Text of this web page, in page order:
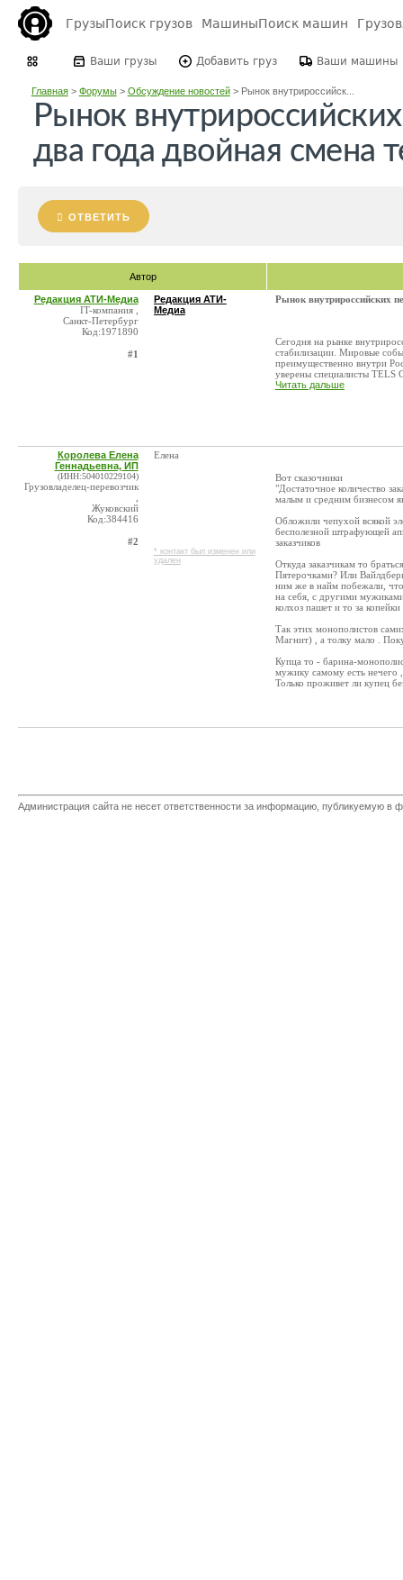
ГрузыПоиск грузов МашиныПоиск машин
Ваши грузы Добавить груз Ваши машины
Главная> Форумы> Обсуждение новостей> Рынок внутрироссийск...
Рынок
два года двойная смена
ОТВЕТИТЬ
Автор
Редакция АТИ-Медиа
IT-компания ,
Санкт-Петербург
Код:1971890
#1
Редакция АТИ-
Медиа
Рынок внутрироссийских
Сегодня на рынке
стабилизации. Мировые
преимущественно внутри
уверены специалисты
Читать дальше
Королева Елена
Геннадьевна, ИП
(ИНН:504010229104)
Грузовладелец-перевозчик
Жуковский
Код:384416
#2
Eлена
* контакт был изменен или
удален
Вот сказочники
"Достаточное количество
малым и средним бизнесом
Обложили чепухой всякой
бесполезной штрафующей
заказчиков
Откуда заказчикам то
Пятерочками? Или
ним же в найм побежали,
на себя, с другими мужиками
колхоз пашет и то за
Так этих монополистов
Магнит) , а толку мало .
Купца то - барина-
мужику самому есть нечего
Только проживет ли купец
Администрация сайта не несет ответственности за информацию, публикуемую